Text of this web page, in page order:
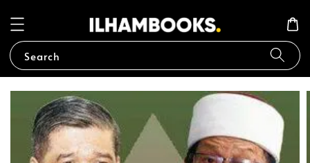
Search